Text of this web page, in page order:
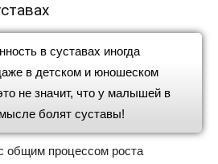
в суставах иногда
в детском и юношеском
не значит, что у малышей в
болят суставы!
общим процессом роста